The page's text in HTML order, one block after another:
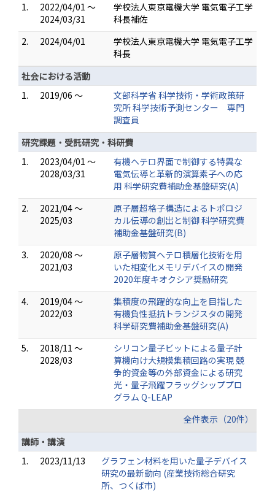
1.
2022/04/01 ～
2024/03/31
学校法人東京電機大学 電気電子工学
科長補佐
2.
2024/04/01
学校法人東京電機大学 電気電子工学
科長
社会における活動
1.
2019/06 ～
文部科学省 科学技術・学術政策研
究所 科学技術予測センター 専門
調査員
研究課題・受託研究・科研費
1.
2023/04/01 ～
2028/03/31
有機ヘテロ界面で制御する特異な
電気伝導と革新的演算素子への応
用 科学研究費補助金基盤研究(A)
2.
2021/04 ～
2025/03
原子層超格子構造によるトポロジ
カル伝導の創出と制御 科学研究費
補助金基盤研究(B)
3.
2020/08 ～
2021/03
原子層物質ヘテロ積層化技術を用
いた相変化メモリデバイスの開発
2020年度キオクシア奨励研究
4.
2019/04 ～
2022/03
集積度の飛躍的な向上を目指した
有機負性抵抗トランジスタの開発
科学研究費補助金基盤研究(A)
5.
2018/11 ～
2028/03
シリコン量子ビットによる量子計
算機向け大規模集積回路の実現 競
争的資金等の外部資金による研究
光・量子飛躍フラッグシッププロ
グラム Q-LEAP
全件表示（20件）
講師・講演
1.
2023/11/13
グラフェン材料を用いた量子デバイス
研究の最新動向 (産業技術総合研究
所、つくば市)